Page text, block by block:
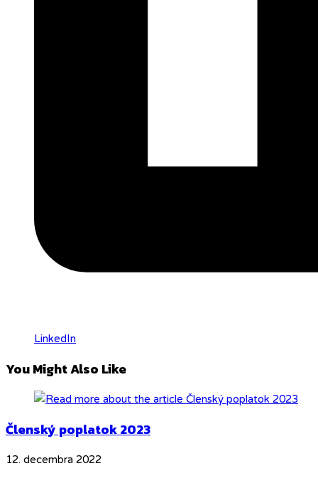
LinkedIn
You Might Also Like
Členský poplatok 2023
12. decembra 2022